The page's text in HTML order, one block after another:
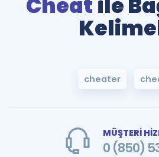
cheater
MÜŞTERİ
0 (850)